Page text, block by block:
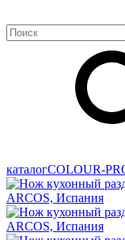
каталогCOLOUR-